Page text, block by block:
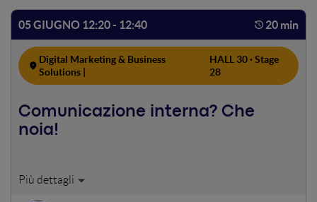
05 GIUGNO 12:20 - 12:40 20 min
Digital Marketing & Business
Solutions |
HALL 30 · Stage
28
Comunicazione interna? Che
noia!
Liberiamo tutto il suo potenziale con la creatività.